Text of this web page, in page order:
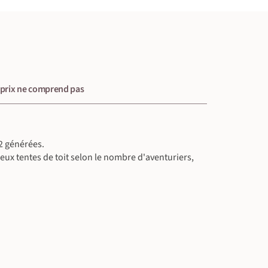
ne comprend pas
générées.
tentes de toit selon le nombre d'aventuriers,